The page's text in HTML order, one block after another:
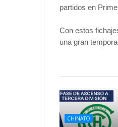
partidos en
Con estos
una gran
CHINATO